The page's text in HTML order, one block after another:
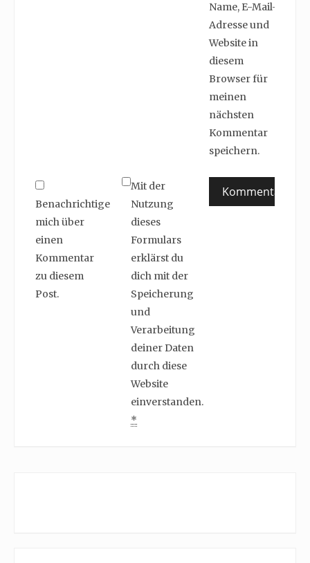
Name, E-Mail-
Adresse und
Website in
diesem
Browser für
meinen
nächsten
Kommentar
speichern.
Benachrichtige
mich über
einen
Kommentar
zu diesem
Post.
Mit der
Nutzung
dieses
Formulars
erklärst du
dich mit der
Speicherung
und
Verarbeitung
deiner Daten
durch diese
Website
einverstanden.
*